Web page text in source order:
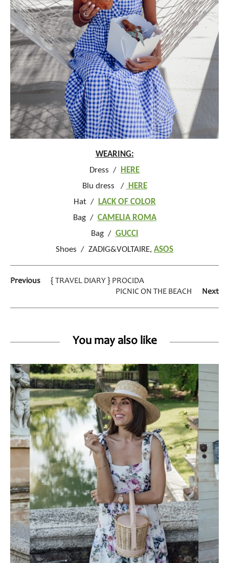
WEARING:
Dress /
HERE
Blu dress /
HERE
Hat /
LACK OF COLOR
Bag / CAMELIA ROMA
Bag / GUCCI
Shoes / ZADIG&VOLTAIRE, ASOS
Previous
{ TRAVEL DIARY } PROCIDA
Next
PICNIC ON THE BEACH
You may also like